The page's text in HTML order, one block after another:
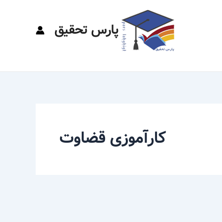
پارس تحقیق
کارآموزی قضاوت